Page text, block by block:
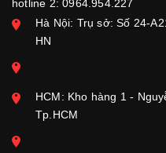
hotline 2: 0964.954.227
Hà Nội: Trụ sở: Số 24-
HN
HCM: Kho hàng 1 -
Tp.HCM